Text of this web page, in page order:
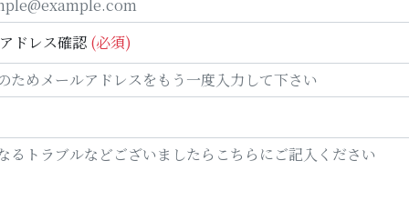
ドレス確認 (必須)